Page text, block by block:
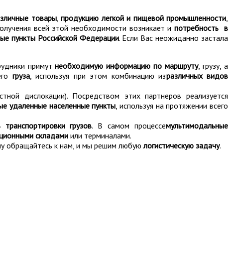
товары, продукцию легкой и пищевой промышленности
всей этой необходимости возникает и потребность в
пункты Российской Федерации. Если Вас неожиданно застала
примутнеобходимую информацию по маршруту, грузу, а
груза, используя при этом комбинацию изразличных видов
дислокации). Посредством этих партнеров реализуется
удаленные населенные пункты , используя на протяжении всего
транспортировки грузов. В самом процессемультимодальные
складамиили терминалами.
обращайтесь к нам, и мы решим любуюлогистическую задачу.